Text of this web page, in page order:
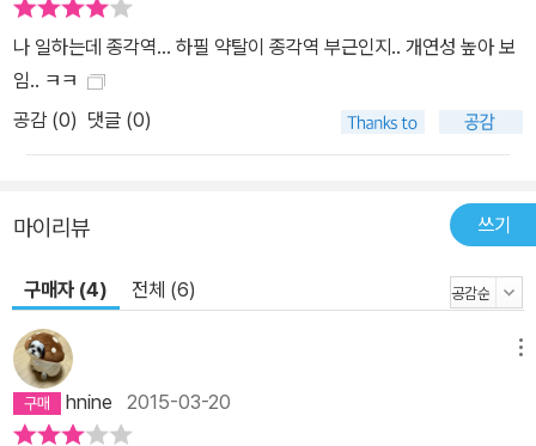
나 일하는데 종각역... 하필 약탈이 종각역 부근인지.. 개연성 높아 보
임.. ㅋㅋ
공감 (0) 댓글 (0)
마이리뷰 쓰기
구매자 (4) 전체 (6)
hnine 2015-03-20